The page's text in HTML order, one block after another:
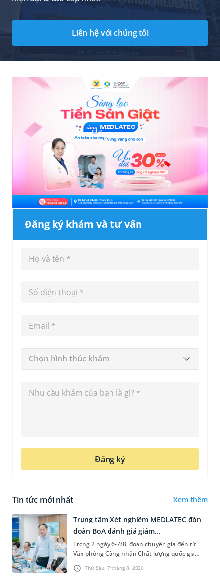
Liên hệ với chúng tôi
Đăng ký khám và tư vấn
Chọn hình thức khám
Đăng ký
Tin tức mới nhất Xem thêm
Thứ Sáu, 7 tháng 8, 2026
Trung tâm Xét nghiệm MEDLATEC đón
đoàn BoA đánh giá giám...
Trong 2 ngày 6-7/8, đoàn chuyên gia đến từ
Văn phòng Công nhận Chất lượng quốc gia
(BoA) đã ghi nhận và đánh giá cao nỗ lực duy trì
hệ thống quản lý chất lượ...